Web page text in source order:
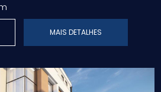
MAIS DETALHES